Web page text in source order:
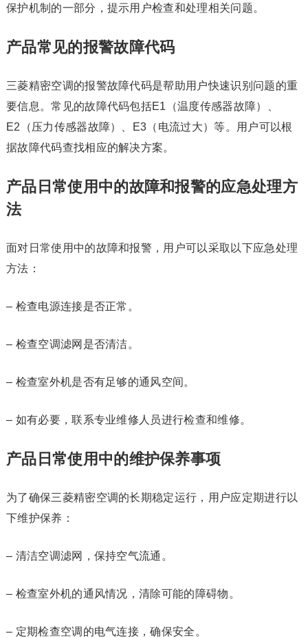
保护机制的一部分，提示用户检查和处理相关问题。
产品常见的报警故障代码
三菱精密空调的报警故障代码是帮助用户快速识别问题的重
要信息。常见的故障代码包括E1（温度传感器故障）、
E2（压力传感器故障）、E3（电流过大）等。用户可以根
据故障代码查找相应的解决方案。
产品日常使用中的故障和报警的应急处理方
法
面对日常使用中的故障和报警，用户可以采取以下应急处理
方法：
– 检查电源连接是否正常。
– 检查空调滤网是否清洁。
– 检查室外机是否有足够的通风空间。
– 如有必要，联系专业维修人员进行检查和维修。
产品日常使用中的维护保养事项
为了确保三菱精密空调的长期稳定运行，用户应定期进行以
下维护保养：
– 清洁空调滤网，保持空气流通。
– 检查室外机的通风情况，清除可能的障碍物。
– 定期检查空调的电气连接，确保安全。